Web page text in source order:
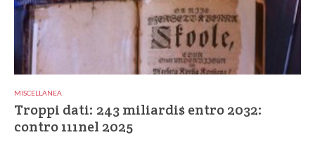
MISCELLANEA
Troppi dati: 243 miliardi$ entro 2032:
contro 111nel 2025